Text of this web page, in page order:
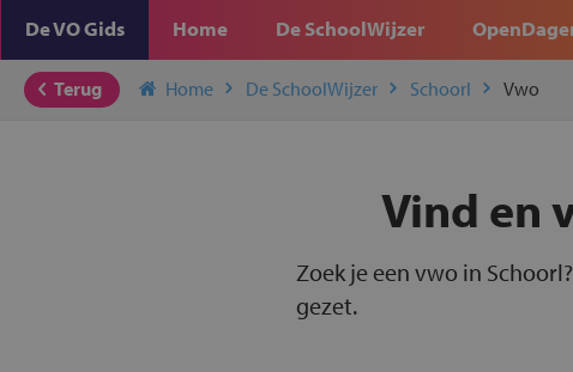
De VO Gids Home De SchoolWijzer
Terug Home De SchoolWijzer Schoorl Vwo
Vind en
Zoek je een vwo in
gezet.